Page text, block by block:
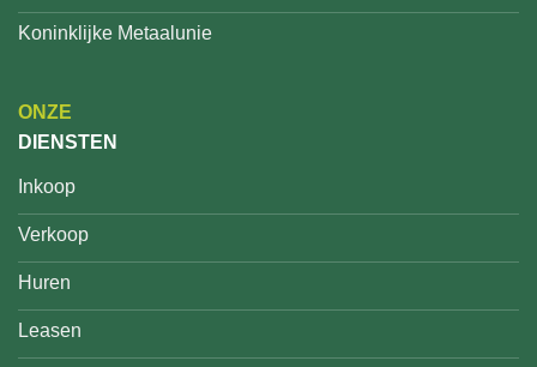
Koninklijke Metaalunie
ONZE
DIENSTEN
Inkoop
Verkoop
Huren
Leasen